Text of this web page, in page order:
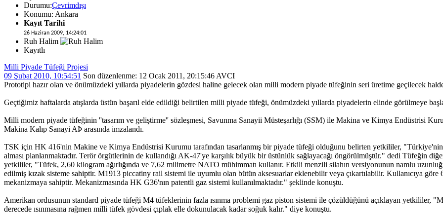
Durumu:Çevrimdışı
Konumu: Ankara
Kayıt Tarihi
26 Haziran 2009, 14:24:01
Ruh Halim
Kayıtlı
Milli Piyade Tüfeği Projesi
09 Şubat 2010, 10:54:51 Son düzenlenme: 12 Ocak 2011, 20:15:46 AVCI
Prototipi hazır olan ve önümüzdeki yıllarda piyadelerin gözdesi haline gelecek olan milli modern piyade tüfeğinin seri üretime geçilecek
Geçtiğimiz haftalarda atışlarda üstün başarıl elde edildiği belirtilen milli piyade tüfeği, önümüzdeki yıllarda piyadelerin elinde görülmeye
Milli modern piyade tüfeğinin ''tasarım ve geliştirme'' sözleşmesi, Savunma Sanayii Müsteşarlığı (SSM) ile Makina ve Kimya Endüstrisi
Makina Kalıp Sanayi AÞ arasında imzalandı.
TSK için HK 416'nin Makine ve Kimya Endüstrisi Kurumu tarafından tasarlanmış bir piyade tüfeği olduğunu belirten yetkililer,
alması planlanmaktadır. Terör örgütlerinin de kullandığı AK-47'ye karşılık büyük bir üstünlük sağlayacağı öngörülmüştür." dedi Tüfeğin
yetkililer, "Tüfek, 2,60 kilogram ağırlığında ve 7,62 milimetre NATO mühimmatı kullanır. Etkili menzili silahın versiyonunun namlu
edilmiş kızak sisteme sahiptir. M1913 piccatiny rail sistemi ile uyumlu olan bütün aksesuarlar eklenebilir veya çıkartılabilir. Kullanıcıya
mekanizmaya sahiptir. Mekanizmasında HK G36'nın patentli gaz sistemi kullanılmaktadır." şeklinde konuştu.
Amerikan ordusunun standard piyade tüfeği M4 tüfeklerinin fazla ısınma problemi gaz piston sistemi ile çözüldüğünü açıklayan yetkililer,
derecede ısınmasına rağmen milli tüfek gövdesi çıplak elle dokunulacak kadar soğuk kalır." diye konuştu.